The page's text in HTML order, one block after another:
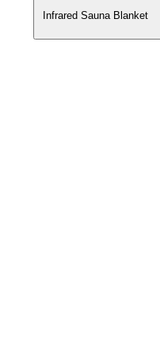
Infrared Sauna Blanket